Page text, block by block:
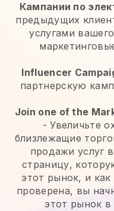
Кампании по
предыдущих
услугами
Influencer
партнерскую
Join one of the
-Увеличьте
близлежащие
продажи услуг
страницу,
этот рынок, и как
проверена, вы
этот рынок